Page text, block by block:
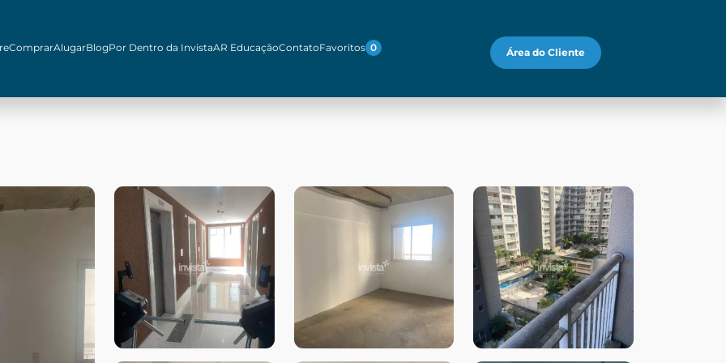
ComprarAlugarBlogPor Dentro da InvistaAR EducaçãoContatoFavoritos 0 Área do Cliente